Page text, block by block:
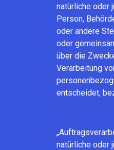
natürliche oder
Person,
oder andere
oder
über die
Verarbeitung
entscheidet,
natürliche oder